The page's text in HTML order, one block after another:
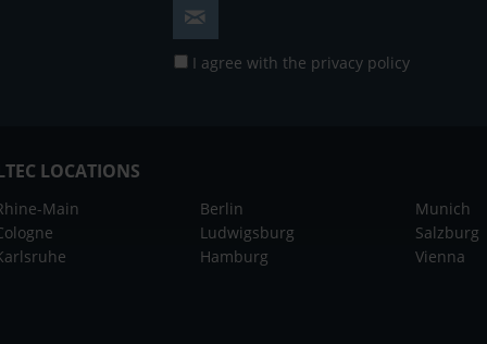
I agree with the privacy policy
LOCATIONS
Main
Berlin
Ludwigsburg
Hamburg
Munich
Salzburg
Vienna